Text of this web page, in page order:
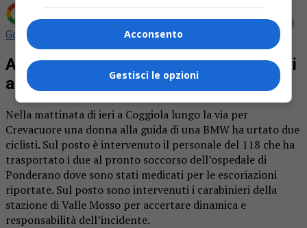
Aggiungi La Provincia di Biella come Fonte preferita su
Google
Auto investe due ciclisti trasportati poi
al pronto soccorso per accertamenti
Nella mattinata di ieri a Coggiola lungo la via per
Crevacuore una donna alla guida di una BMW ha urtato due
ciclisti. Sul posto è intervenuto il personale del 118 che ha
trasportato i due al pronto soccorso dell’ospedale di
Ponderano dove sono stati medicati per le escoriazioni
riportate. Sul posto sono intervenuti i carabinieri della
stazione di Valle Mosso per accertare dinamica e
responsabilità dell’incidente.
Acconsento
Gestisci le opzioni